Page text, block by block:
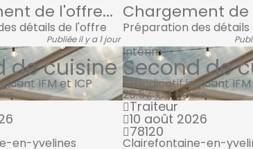
de l'offre...
détails de l'offre
Publiée il y a 1 jour
de cuisine
IFM et ICP
en-yvelines
Chargement de
Préparation des détails
Intérim
Second de
TH indicatif incluant
20.57 € / heure
Traiteur
10 août 2026
78120
Clairefontaine-en-